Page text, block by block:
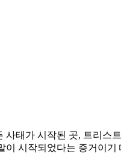
사태가 시작된 곳, 트리스
이 시작되었다는 증거이기